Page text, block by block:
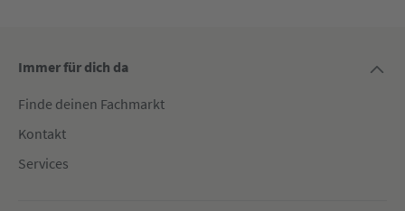
Immer für dich da
Finde deinen Fachmarkt
Kontakt
Services